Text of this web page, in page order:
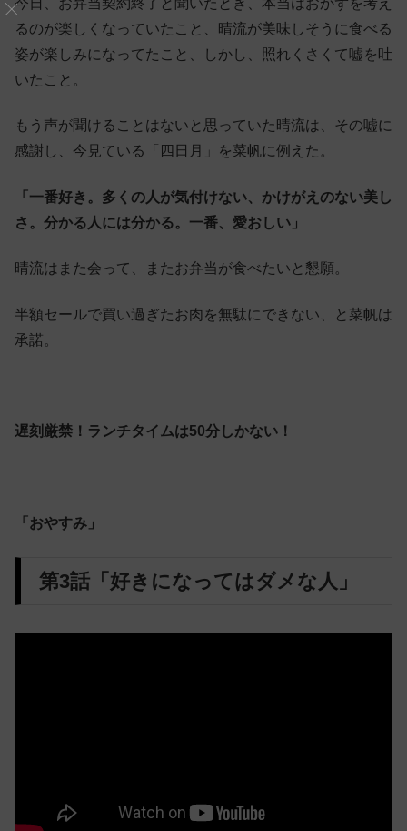
今日、お弁当契約終了と聞いたとき、本当はおかずを考え
るのが楽しくなっていたこと、晴流が美味しそうに食べる
姿が楽しみになってたこと、しかし、照れくさくて嘘を吐
いたこと。
もう声が聞けることはないと思っていた晴流は、その嘘に
感謝し、今見ている「四日月」を菜帆に例えた。
「一番好き。多くの人が気付けない、かけがえのない美し
さ。分かる人には分かる。一番、愛おしい」
晴流はまた会って、またお弁当が食べたいと懇願。
半額セールで買い過ぎたお肉を無駄にできない、と菜帆は
承諾。
遅刻厳禁！ランチタイムは50分しかない！
「おやすみ」
第3話「好きになってはダメな人」